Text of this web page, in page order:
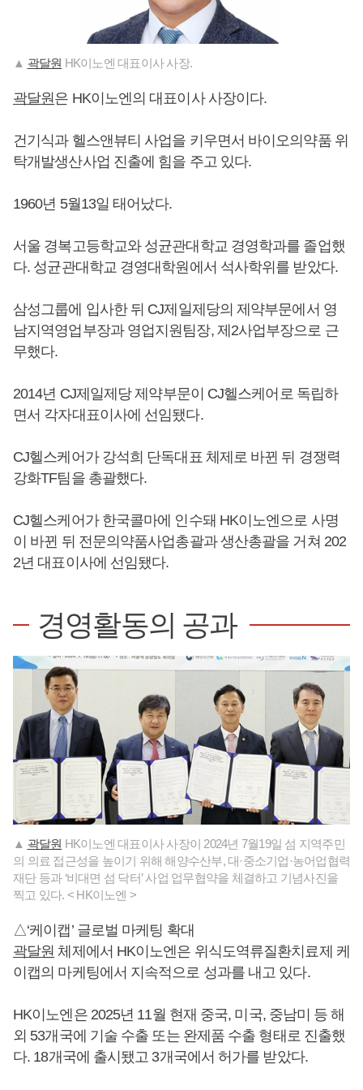
▲ 곽달원 HK이노엔 대표이사 사장.
곽달원은 HK이노엔의 대표이사 사장이다.
건기식과 헬스앤뷰티 사업을 키우면서 바이오의약품 위
탁개발생산사업 진출에 힘을 주고 있다.
1960년 5월13일 태어났다.
서울 경복고등학교와 성균관대학교 경영학과를 졸업했
다. 성균관대학교 경영대학원에서 석사학위를 받았다.
삼성그룹에 입사한 뒤 CJ제일제당의 제약부문에서 영
남지역영업부장과 영업지원팀장, 제2사업부장으로 근
무했다.
2014년 CJ제일제당 제약부문이 CJ헬스케어로 독립하
면서 각자대표이사에 선임됐다.
CJ헬스케어가 강석희 단독대표 체제로 바뀐 뒤 경쟁력
강화TF팀을 총괄했다.
CJ헬스케어가 한국콜마에 인수돼 HK이노엔으로 사명
이 바뀐 뒤 전문의약품사업총괄과 생산총괄을 거쳐 202
2년 대표이사에 선임됐다.
경영활동의 공과
▲ 곽달원 HK이노엔 대표이사 사장이 2024년 7월19일 섬 지역주민
의 의료 접근성을 높이기 위해 해양수산부, 대·중소기업·농어업협력
재단 등과 ‘비대면 섬 닥터’ 사업 업무협약을 체결하고 기념사진을
찍고 있다. < HK이노엔 >
△‘케이캡’ 글로벌 마케팅 확대
곽달원 체제에서 HK이노엔은 위식도역류질환치료제 케
이캡의 마케팅에서 지속적으로 성과를 내고 있다.
HK이노엔은 2025년 11월 현재 중국, 미국, 중남미 등 해
외 53개국에 기술 수출 또는 완제품 수출 형태로 진출했
다. 18개국에 출시됐고 3개국에서 허가를 받았다.